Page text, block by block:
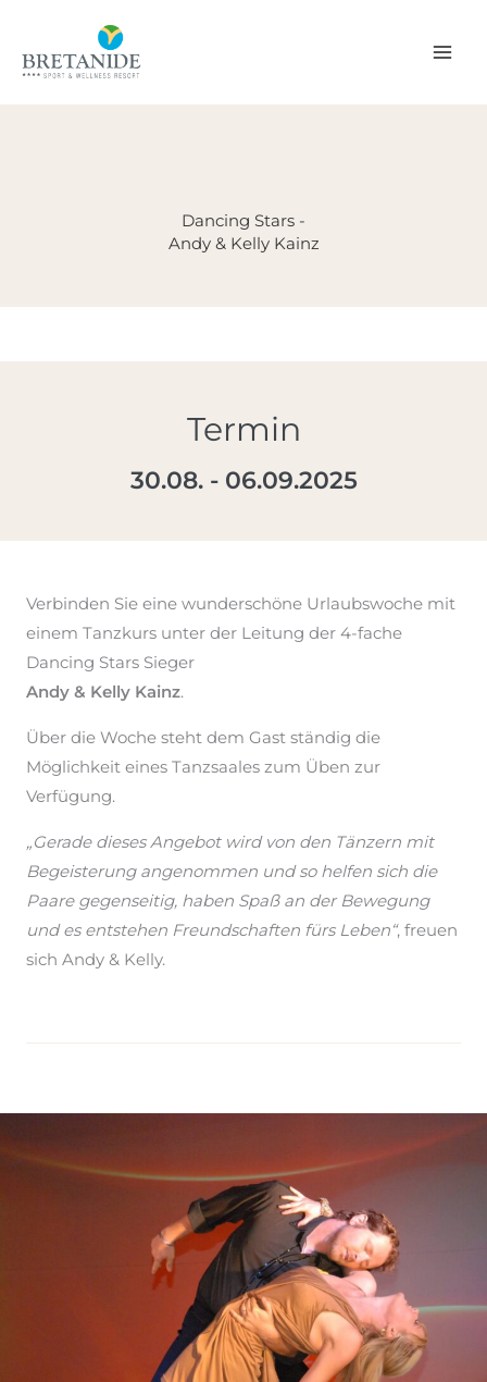
springen
Dancing Stars -
Andy & Kelly Kainz
Termin
30.08. - 06.09.2025
Verbinden Sie eine wunderschöne Urlaubswoche mit
einem Tanzkurs unter der Leitung der 4-fache
Dancing Stars Sieger
Andy & Kelly Kainz.
Über die Woche steht dem Gast ständig die
Möglichkeit eines Tanzsaales zum Üben zur
Verfügung.
„Gerade dieses Angebot wird von den Tänzern mit
Begeisterung angenommen und so helfen sich die
Paare gegenseitig, haben Spaß an der Bewegung
und es entstehen Freundschaften fürs Leben“, freuen
sich Andy & Kelly.